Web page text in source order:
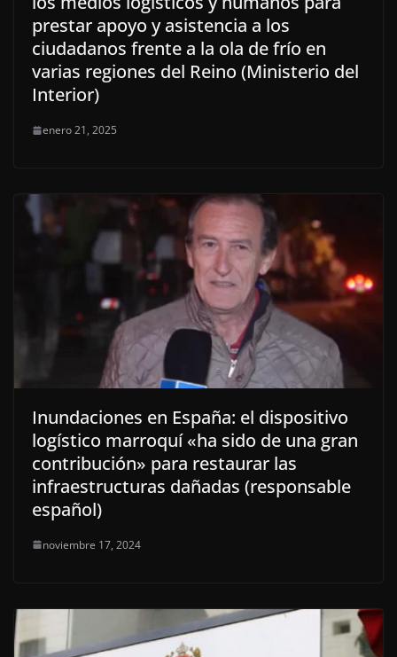
prestar apoyo y asistencia a los
ciudadanos frente a la ola de frío en
varias regiones del Reino (Ministerio del
Interior)
enero 21, 2025
Inundaciones en España: el dispositivo
logístico marroquí «ha sido de una gran
contribución» para restaurar las
infraestructuras dañadas (responsable
español)
noviembre 17, 2024